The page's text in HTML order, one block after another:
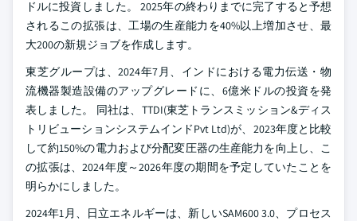
ドルに投資しました。 2025年の終わりまでに完了すると予想
されるこの拡張は、工場の生産能力を40%以上増加させ、最
大200の新規ジョブを作成します。
東芝グループは、2024年7月、インドにおける電力伝送・物
流機器製造設備のアップグレードに、6億米ドルの投資を発
表しました。 同社は、TTDI(東芝トランスミッション&ディス
トリビューションシステムインドPvt Ltd)が、2023年度と比較
して約150%の電力および分配変圧器の生産能力を向上し、こ
の拡張は、2024年度～2026年度の期間を予定していたことを
明らかにしました。
2024年1月、日立エネルギーは、新しいSAM600 3.0、プロセス